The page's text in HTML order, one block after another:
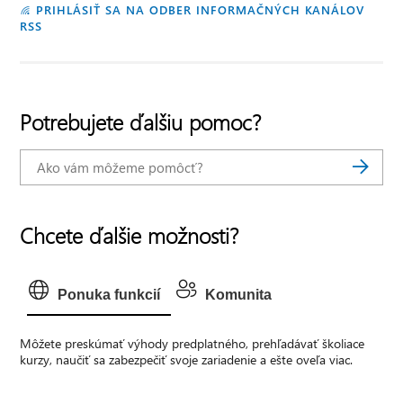
PRIHLÁSIŤ SA NA ODBER INFORMAČNÝCH KANÁLOV
RSS
Potrebujete ďalšiu pomoc?
Chcete ďalšie možnosti?
Ponuka funkcií Komunita
Môžete preskúmať výhody predplatného, prehľadávať školiace
kurzy, naučiť sa zabezpečiť svoje zariadenie a ešte oveľa viac.